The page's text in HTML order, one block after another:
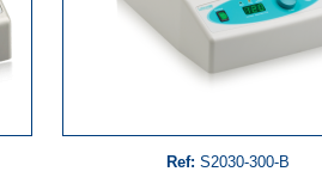
Ref: S2030-300-B